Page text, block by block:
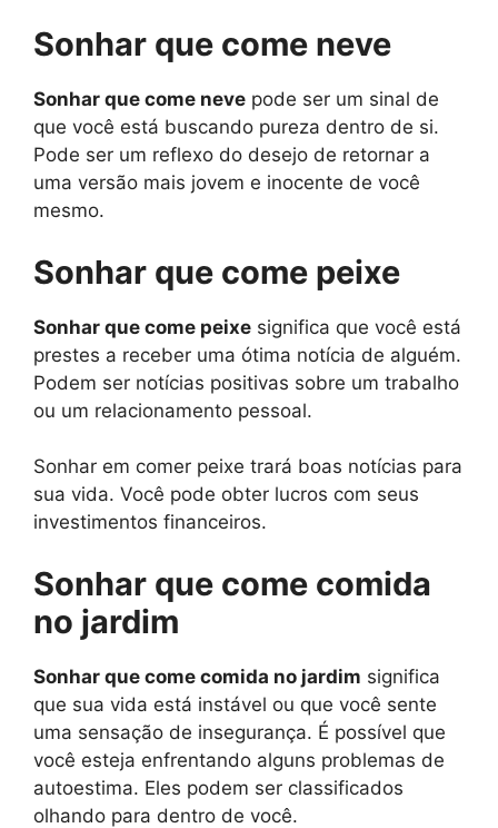
Sonhar que come neve
Sonhar que come neve pode ser um sinal de
que você está buscando pureza dentro de si.
Pode ser um reflexo do desejo de retornar a
uma versão mais jovem e inocente de você
mesmo.
Sonhar que come peixe
Sonhar que come peixe significa que você está
prestes a receber uma ótima notícia de alguém.
Podem ser notícias positivas sobre um trabalho
ou um relacionamento pessoal.
Sonhar em comer peixe trará boas notícias para
sua vida. Você pode obter lucros com seus
investimentos financeiros.
Sonhar que come comida
no jardim
Sonhar que come comida no jardim significa
que sua vida está instável ou que você sente
uma sensação de insegurança. É possível que
você esteja enfrentando alguns problemas de
autoestima. Eles podem ser classificados
olhando para dentro de você.